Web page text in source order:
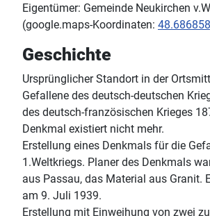
Eigentümer: Gemeinde Neukirchen
(google.maps-Koordinaten:
Geschichte
Ursprünglicher Standort in der
Gefallene des deutsch-deutschen
des deutsch-französischen Krieges
Denkmal existiert nicht mehr.
Erstellung eines Denkmals für die
1.Weltkriegs. Planer des Denkmals
aus Passau, das Material aus Granit.
am 9. Juli 1939.
Erstellung mit Einweihung von zwei